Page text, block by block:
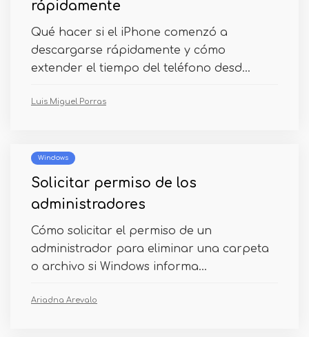
rápidamente
Qué hacer si el iPhone comenzó a
descargarse rápidamente y cómo
extender el tiempo del teléfono desd...
Luis Miguel Porras
Windows
Solicitar permiso de los
administradores
Cómo solicitar el permiso de un
administrador para eliminar una carpeta
o archivo si Windows informa...
Ariadna Arevalo